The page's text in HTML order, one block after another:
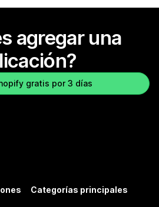
agregar una
gratis por 3 días
Categorías principales